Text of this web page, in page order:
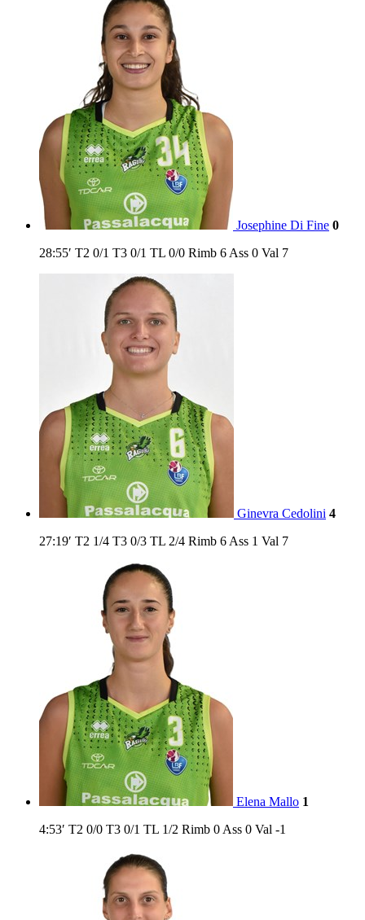
Josephine Di Fine 0
28:55′ T2 0/1 T3 0/1 TL 0/0 Rimb 6 Ass 0 Val 7
Ginevra Cedolini 4
27:19′ T2 1/4 T3 0/3 TL 2/4 Rimb 6 Ass 1 Val 7
Elena Mallo 1
4:53′ T2 0/0 T3 0/1 TL 1/2 Rimb 0 Ass 0 Val -1